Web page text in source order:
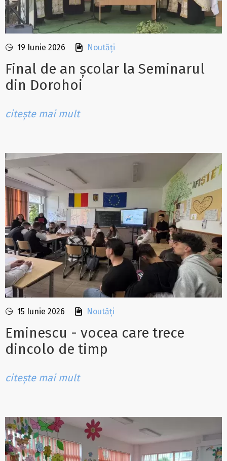
19 Iunie 2026 Noutăți
Final de an școlar la Seminarul
din Dorohoi
citește mai mult
15 Iunie 2026 Noutăți
Eminescu - vocea care trece
dincolo de timp
citește mai mult